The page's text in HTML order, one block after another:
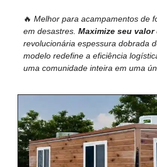
🔥 Melhor para acampamentos de
em desastres. Maximize seu valor
revolucionária espessura dobrada
modelo redefine a eficiência
uma comunidade inteira em uma